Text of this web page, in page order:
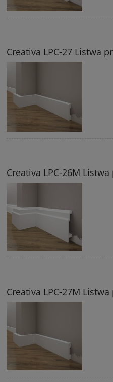
Creativa LPC-27 Listwa
Creativa LPC-26M
Creativa LPC-27M